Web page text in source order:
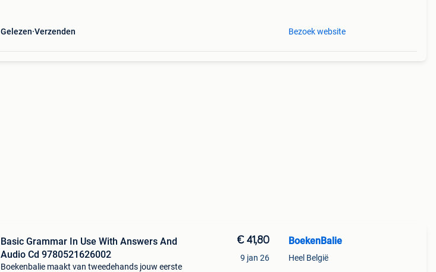
Gelezen Verzenden Bezoek website
Basic Grammar In Use With Answers And
Audio Cd 9780521626002
Boekenbalie maakt van tweedehands jouw eerste
€ 41,80
9 jan 26
BoekenBalie
Heel België